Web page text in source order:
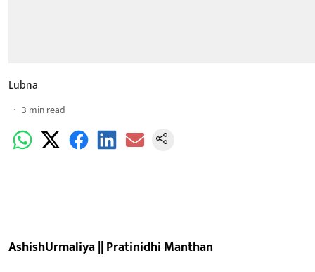
Lubna
3 min read
AshishUrmaliya || Pratinidhi Manthan